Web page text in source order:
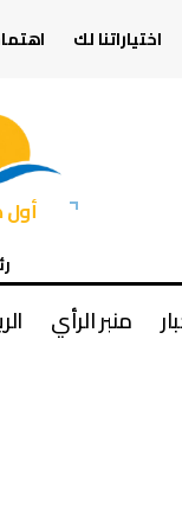
اختياراتنا لك
منبر الرأي